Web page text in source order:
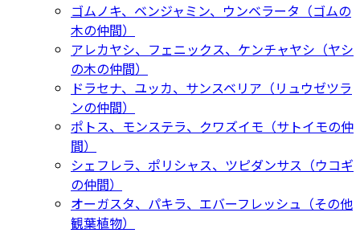
ゴムノキ、ベンジャミン、ウンベラータ（ゴムの
木の仲間）
アレカヤシ、フェニックス、ケンチャヤシ（ヤシ
の木の仲間）
ドラセナ、ユッカ、サンスベリア（リュウゼツラ
ンの仲間）
ポトス、モンステラ、クワズイモ（サトイモの仲
間）
シェフレラ、ポリシャス、ツピダンサス（ウコギ
の仲間）
オーガスタ、パキラ、エバーフレッシュ（その他
観葉植物）